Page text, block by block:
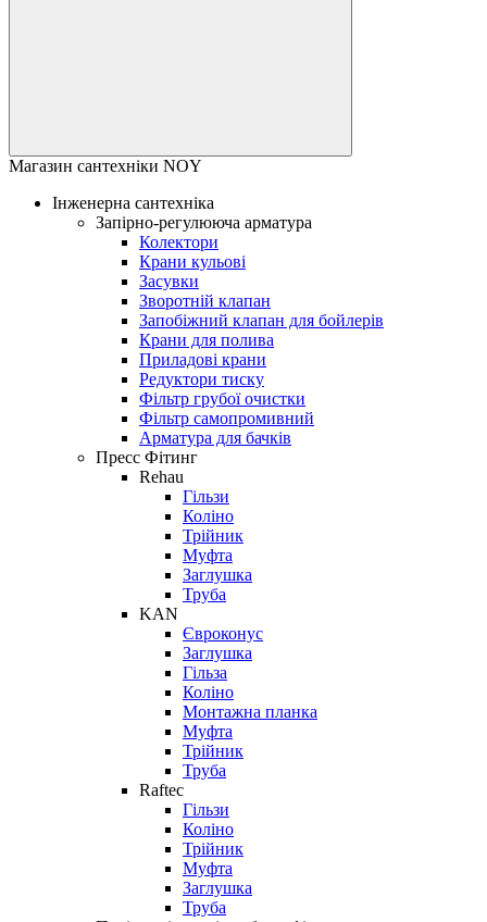
Магазин сантехніки NOY
Інженерна сантехніка
Запірно-регулююча арматура
Колектори
Крани кульові
Засувки
Зворотній клапан
Запобіжний клапан для бойлерів
Крани для полива
Приладові крани
Редуктори тиску
Фільтр грубої очистки
Фільтр самопромивний
Арматура для бачків
Пресс Фітинг
Rehau
Гільзи
Коліно
Трійник
Муфта
Заглушка
Труба
KAN
Євроконус
Заглушка
Гільза
Коліно
Монтажна планка
Муфта
Трійник
Труба
Raftec
Гільзи
Коліно
Трійник
Муфта
Заглушка
Труба